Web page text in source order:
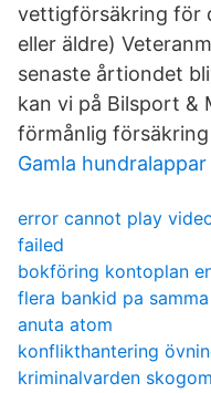
vettigförsäkring för
eller äldre)
senaste årtiondet
kan vi på Bilsport &
förmånlig
Gamla
error cannot play
failed
bokföring kontoplan
flera bankid pa
anuta atom
konflikthantering
kriminalvarden